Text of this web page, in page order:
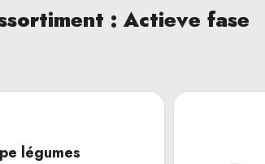
: Actieve fase
légumes